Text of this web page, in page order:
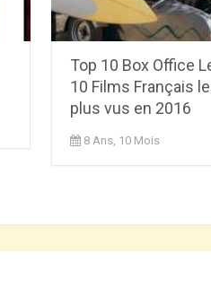
Top 10 Box Office
10 Films Français
plus vus en 2016
8 Ans, 10 Mois